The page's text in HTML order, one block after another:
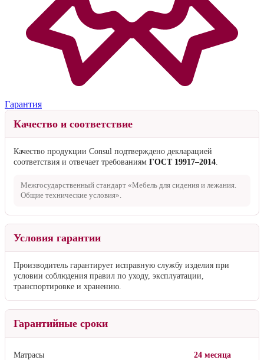
Гарантия
Качество и соответствие
Качество продукции Consul подтверждено декларацией
соответствия и отвечает требованиям ГОСТ 19917–2014
Межгосударственный стандарт «Мебель для сидения и лежания.
Общие технические условия».
Условия гарантии
Производитель гарантирует исправную службу изделия при
условии соблюдения правил по уходу, эксплуатации,
транспортировке и хранению.
Гарантийные сроки
Матрасы 24 месяца